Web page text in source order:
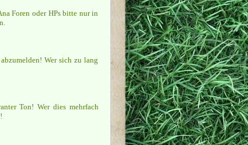
Foren oder HPs bitte nur in
Wer sich zu lang
Ton! Wer dies mehrfach